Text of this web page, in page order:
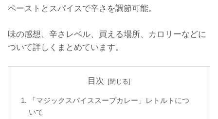
ペーストとスパイスで辛さを調節可能。
味の感想、辛さレベル、買える場所、カロリーなどに
ついて詳しくまとめています。
目次
「マジックスパイススープカレー」レトルトにつ
いて